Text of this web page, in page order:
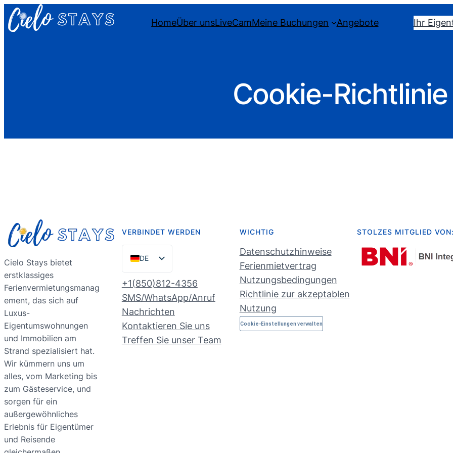
HomeÜber unsLiveCamMeine Buchungen Angebote Ihr
Cookie-Richtlinie
Cielo Stays bietet
erstklassiges
Ferienvermietungsmanag
ement, das sich auf
Luxus-
Eigentumswohnungen
und Immobilien am
Strand spezialisiert hat.
Wir kümmern uns um
alles, vom Marketing bis
zum Gästeservice, und
sorgen für ein
außergewöhnliches
Erlebnis für Eigentümer
und Reisende
VERBINDET WERDEN
DE
EN
PT
FR
NL
+1(850)812-4356
SMS/WhatsApp/Anruf
Nachrichten
Kontaktieren Sie uns
Treffen Sie unser Team
WICHTIG
Datenschutzhinweise
Ferienmietvertrag
Nutzungsbedingungen
Richtlinie zur akzeptablen
Nutzung
Cookie-Einstellungen verwalten
STOLZES MITGLIED VON: